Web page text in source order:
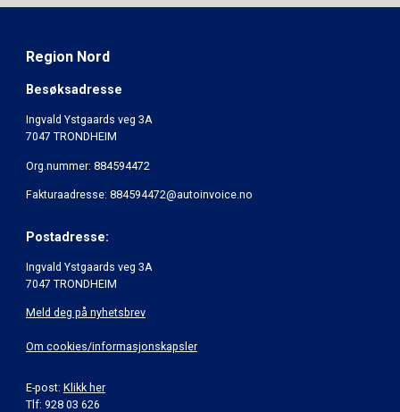
Region Nord
Besøksadresse
Ingvald Ystgaards veg 3A
7047 TRONDHEIM
Org.nummer: 884594472
Fakturaadresse: 884594472@autoinvoice.no
Postadresse:
Ingvald Ystgaards veg 3A
7047 TRONDHEIM
Meld deg på nyhetsbrev
Om cookies/informasjonskapsler
E-post: Klikk her
Tlf: 928 03 626